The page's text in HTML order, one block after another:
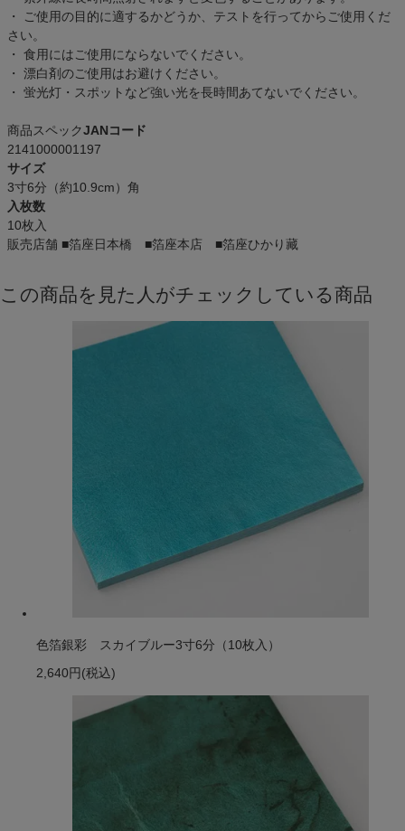
・ ご使用の目的に適するかどうか、テストを行ってからご使用くだ
さい。
・ 食用にはご使用にならないでください。
・ 漂白剤のご使用はお避けください。
・ 蛍光灯・スポットなど強い光を長時間あてないでください。
商品スペックJANコード
2141000001197
サイズ
3寸6分（約10.9cm）角
入枚数
10枚入
販売店舗 ■箔座日本橋 ■箔座本店 ■箔座ひかり藏
この商品を見た人がチェックしている商品
色箔銀彩 スカイブルー3寸6分（10枚入）
2,640円 (税込)